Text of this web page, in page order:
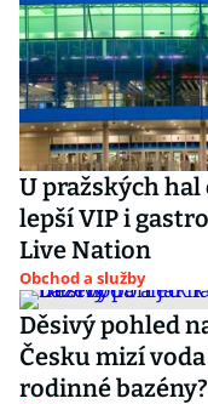
U pražských hal
lepší VIP i
Live Nation
Obchod a služby
Děsivý pohled
Česku mizí
rodinné bazény?